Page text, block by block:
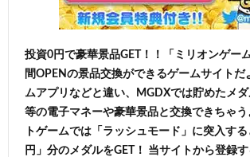
投資0円で豪華景品GET！！「ミリオンゲー
間OPENの景品交換ができるゲームサイトだ
ムアプリなどと違い、MGDXでは貯めたメダ
等の電子マネーや豪華景品と交換できちゃ
トゲームでは「ラッシュモード」に突入す
円」分のメダルをGET！ 当サイトから登録